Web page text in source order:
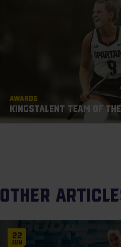
Awards
KingsTalent Team of the
Other
22
Jun